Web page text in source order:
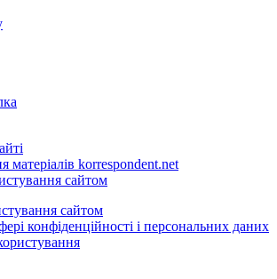
матеріалів korrespondent.net
сайтом
сайтом
конфіденційності і персональних даних